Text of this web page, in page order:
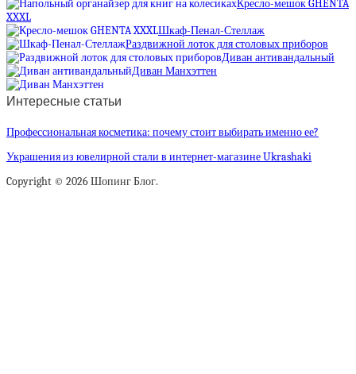
Кресло-мешок GHENTA
XXXL
Шкаф-Пенал-Стеллаж
Раздвижной лоток для столовых приборов
Диван антивандальный
Диван Манхэттен
Интересные статьи
Профессиональная косметика: почему стоит выбирать именно ее?
Украшения из ювелирной стали в интернет-магазине Ukrashaki
Copyright © 2026 Шопинг Блог.